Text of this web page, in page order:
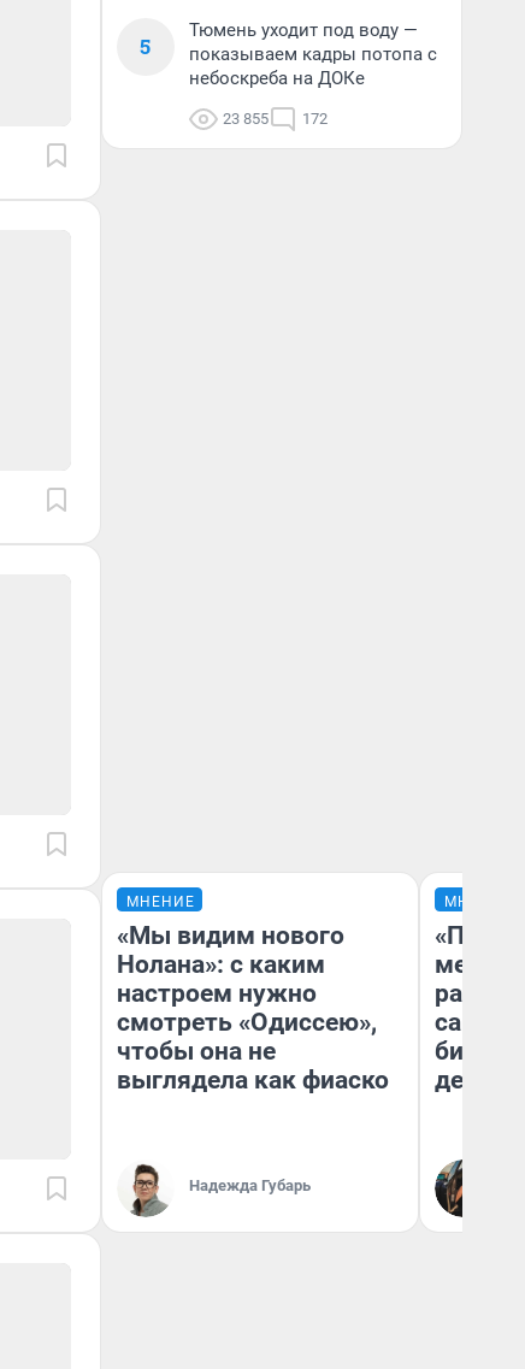
5
Тюмень уходит под воду —
показываем кадры потопа с
небоскреба на ДОКе
23 855 172
МНЕНИЕ
«Мы видим нового
Нолана»: с каким
настроем нужно
смотреть «Одиссею»,
чтобы она не
выглядела как фиаско
Надежда Губарь
МНЕНИЕ
самом